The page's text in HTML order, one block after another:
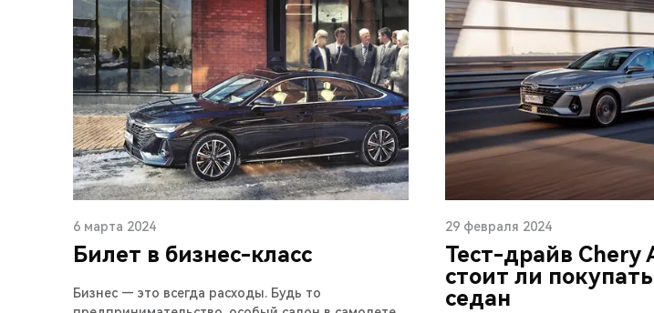
6 марта 2024
Билет в бизнес-класс
Бизнес — это всегда расходы. Будь то
29 февраля 2024
Тест-драйв Chery
стоит ли
седан